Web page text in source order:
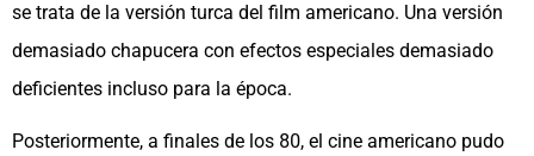
se trata de la versión turca del film americano. Una versión
demasiado chapucera con efectos especiales demasiado
deficientes incluso para la época.
Posteriormente, a finales de los 80, el cine americano pudo